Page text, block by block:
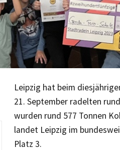
Leipzig hat beim
21. September radelten
wurden rund 577 Tonnen
landet Leipzig im
Platz 3.